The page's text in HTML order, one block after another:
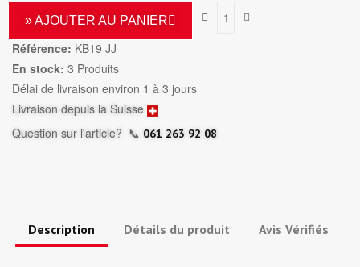
» AJOUTER AU PANIER
Référence: KB19 JJ
En stock: 3 Produits
Délai de livraison environ 1 à 3 jours
Livraison depuis la Suisse
Question sur l'article? 📞 061 263 92 08
Description Détails du produit Avis Vérifiés